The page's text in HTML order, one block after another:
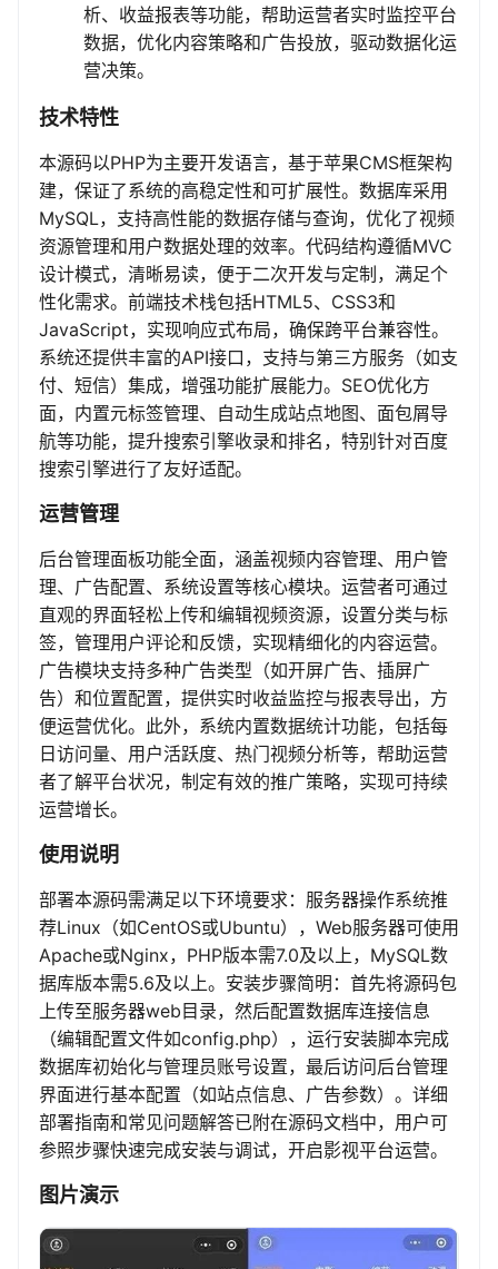
析、收益报表等功能，帮助运营者实时监控平台
数据，优化内容策略和广告投放，驱动数据化运
营决策。
技术特性
本源码以PHP为主要开发语言，基于苹果CMS框架构
建，保证了系统的高稳定性和可扩展性。数据库采用
MySQL，支持高性能的数据存储与查询，优化了视频
资源管理和用户数据处理的效率。代码结构遵循MVC
设计模式，清晰易读，便于二次开发与定制，满足个
性化需求。前端技术栈包括HTML5、CSS3和
JavaScript，实现响应式布局，确保跨平台兼容性。
系统还提供丰富的API接口，支持与第三方服务（如支
付、短信）集成，增强功能扩展能力。SEO优化方
面，内置元标签管理、自动生成站点地图、面包屑导
航等功能，提升搜索引擎收录和排名，特别针对百度
搜索引擎进行了友好适配。
运营管理
后台管理面板功能全面，涵盖视频内容管理、用户管
理、广告配置、系统设置等核心模块。运营者可通过
直观的界面轻松上传和编辑视频资源，设置分类与标
签，管理用户评论和反馈，实现精细化的内容运营。
广告模块支持多种广告类型（如开屏广告、插屏广
告）和位置配置，提供实时收益监控与报表导出，方
便运营优化。此外，系统内置数据统计功能，包括每
日访问量、用户活跃度、热门视频分析等，帮助运营
者了解平台状况，制定有效的推广策略，实现可持续
运营增长。
使用说明
部署本源码需满足以下环境要求：服务器操作系统推
荐Linux（如CentOS或Ubuntu），Web服务器可使用
Apache或Nginx，PHP版本需7.0及以上，MySQL数
据库版本需5.6及以上。安装步骤简明：首先将源码包
上传至服务器web目录，然后配置数据库连接信息
（编辑配置文件如config.php），运行安装脚本完成
数据库初始化与管理员账号设置，最后访问后台管理
界面进行基本配置（如站点信息、广告参数）。详细
部署指南和常见问题解答已附在源码文档中，用户可
参照步骤快速完成安装与调试，开启影视平台运营。
图片演示